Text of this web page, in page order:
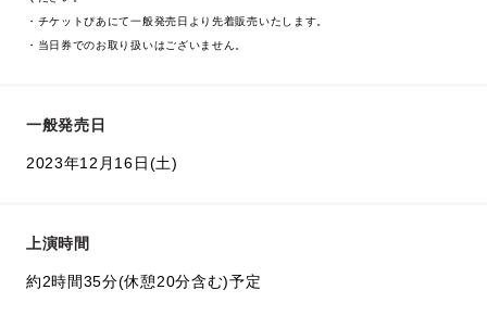
・チケットぴあにて一般発売日より先着販売いたします。
・当日券でのお取り扱いはございません。
一般発売日
2023年12月16日(土)
上演時間
約2時間35分(休憩20分含む)予定